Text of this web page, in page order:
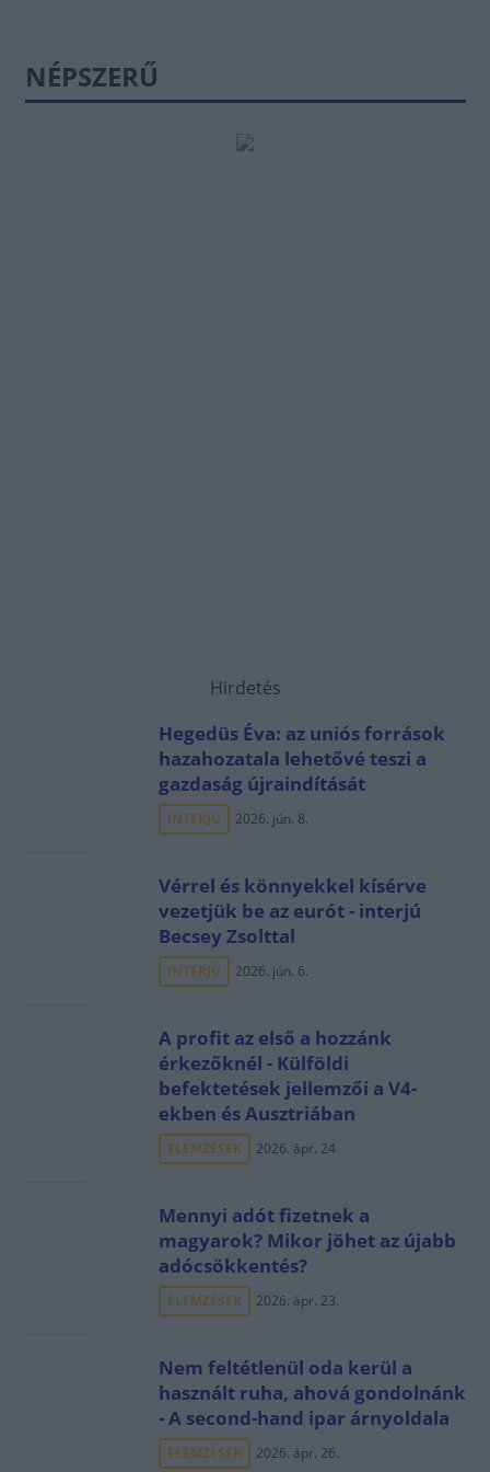
NÉPSZERŰ
Hirdetés
Hegedüs Éva: az uniós források
hazahozatala lehetővé teszi a
gazdaság újraindítását
INTERJÚ 2026. jún. 8.
Vérrel és könnyekkel kísérve
vezetjük be az eurót - interjú
Becsey Zsolttal
INTERJÚ 2026. jún. 6.
A profit az első a hozzánk
érkezőknél - Külföldi
befektetések jellemzői a V4-
ekben és Ausztriában
ELEMZÉSEK 2026. ápr. 24.
Mennyi adót fizetnek a
magyarok? Mikor jöhet az újabb
adócsökkentés?
ELEMZÉSEK 2026. ápr. 23.
Nem feltétlenül oda kerül a
használt ruha, ahová gondolnánk
- A second-hand ipar árnyoldala
ELEMZÉSEK 2026. ápr. 26.